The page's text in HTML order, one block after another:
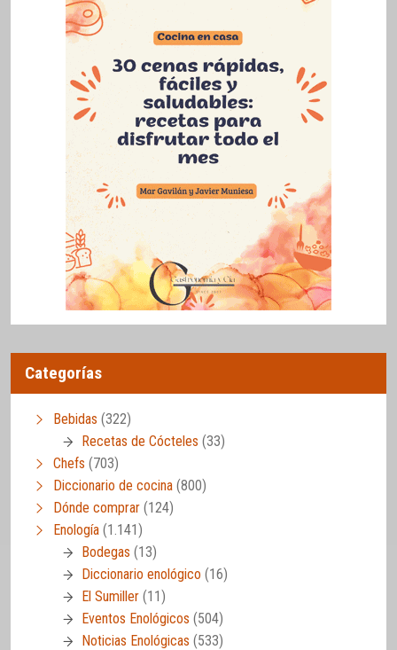
Categorías
Bebidas (322)
Recetas de Cócteles (33)
Chefs (703)
Diccionario de cocina (800)
Dónde comprar (124)
Enología (1.141)
Bodegas (13)
Diccionario enológico (16)
El Sumiller (11)
Eventos Enológicos (504)
Noticias Enológicas (533)